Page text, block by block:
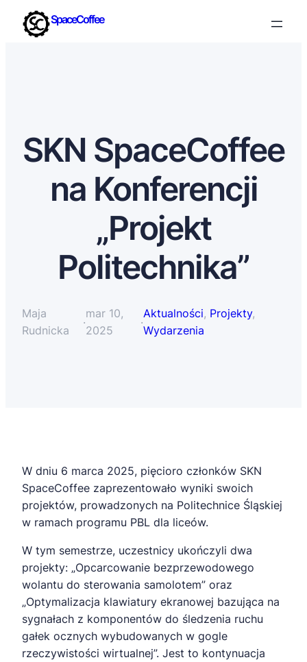
SpaceCoffee
SKN SpaceCoffee
na Konferencji
„Projekt
Politechnika”
Maja
Rudnicka
·
mar 10,
2025
·
Aktualności, Projekty
Wydarzenia
W dniu 6 marca 2025, pięcioro członków SKN
SpaceCoffee zaprezentowało wyniki swoich
projektów, prowadzonych na Politechnice Śląskiej
w ramach programu PBL dla liceów.
W tym semestrze, uczestnicy ukończyli dwa
projekty: „Opcarcowanie bezprzewodowego
wolantu do sterowania samolotem” oraz
„Optymalizacja klawiatury ekranowej bazująca na
sygnałach z komponentów do śledzenia ruchu
gałek ocznych wybudowanych w gogle
rzeczywistości wirtualnej”. Jest to kontynuacja